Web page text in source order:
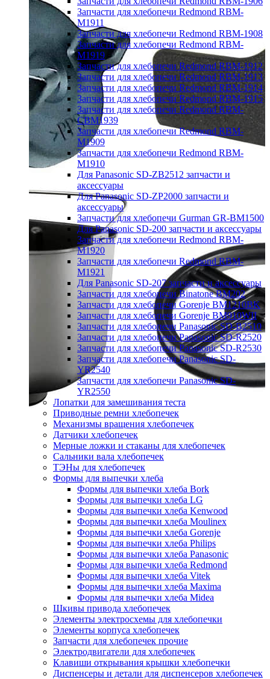
Запчасти для хлебопечи Redmond RBM-
M1911
Запчасти для хлебопечи Redmond RBM-1908
Запчасти для хлебопечи Redmond RBM-
M1919
Запчасти для хлебопечи Redmond RBM-1912
Запчасти для хлебопечи Redmond RBM-1913
Запчасти для хлебопечи Redmond RBM-1914
Запчасти для хлебопечи Redmond RBM-1915
Запчасти для хлебопечи Redmond RBM-
CBM1939
Запчасти для хлебопечи Redmond RBM-
M1909
Запчасти для хлебопечи Redmond RBM-
M1910
Для Panasonic SD-ZB2512 запчасти и
аксессуары
Для Panasonic SD-ZP2000 запчасти и
аксессуары
Запчасти для хлебопечи Gurman GR-BM1500
Для Panasonic SD-200 запчасти и аксессуары
Запчасти для хлебопечи Redmond RBM-
M1920
Запчасти для хлебопечи Redmond RBM-
M1921
Для Panasonic SD-207 запчасти и аксессуары
Запчасти для хлебопечи Binatone BM202
Запчасти для хлебопечи Gorenje BM1210BK
Запчасти для хлебопечи Gorenje BM910WII
Запчасти для хлебопечи Panasonic SD-B2510
Запчасти для хлебопечи Panasonic SD-R2520
Запчасти для хлебопечи Panasonic SD-R2530
Запчасти для хлебопечи Panasonic SD-
YR2540
Запчасти для хлебопечи Panasonic SD-
YR2550
Лопатки для замешивания теста
Приводные ремни хлебопечек
Механизмы вращения хлебопечек
Датчики хлебопечек
Мерные ложки и стаканы для хлебопечек
Сальники вала хлебопечек
ТЭНы для хлебопечек
Формы для выпечки хлеба
Формы для выпечки хлеба Bork
Формы для выпечки хлеба LG
Формы для выпечки хлеба Kenwood
Формы для выпечки хлеба Moulinex
Формы для выпечки хлеба Gorenje
Формы для выпечки хлеба Philips
Формы для выпечки хлеба Panasonic
Формы для выпечки хлеба Redmond
Формы для выпечки хлеба Vitek
Формы для выпечки хлеба Maxima
Формы для выпечки хлеба Midea
Шкивы привода хлебопечек
Элементы электросхемы для хлебопечки
Элементы корпуса хлебопечек
Запчасти для хлебопечек прочие
Электродвигатели для хлебопечек
Клавиши открывания крышки хлебопечки
Диспенсеры и детали для диспенсеров хлебопечек